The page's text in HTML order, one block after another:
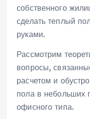
собственного
сделать теплый
руками.
Рассмотрим
вопросы,
расчетом и
пола в небольших
офисного типа.